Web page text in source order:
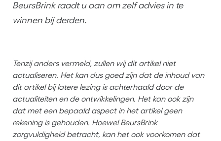
BeursBrink raadt u aan om zelf advies in te
winnen bij derden.
Tenzij anders vermeld, zullen wij dit artikel niet
actualiseren. Het kan dus goed zijn dat de inhoud van
dit artikel bij latere lezing is achterhaald door de
actualiteiten en de ontwikkelingen. Het kan ook zijn
dat met een bepaald aspect in het artikel geen
rekening is gehouden. Hoewel BeursBrink
zorgvuldigheid betracht, kan het ook voorkomen dat